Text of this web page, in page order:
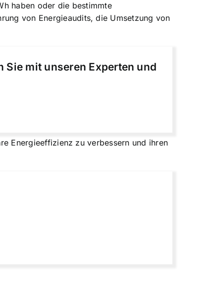
haben oder die bestimmte
von Energieaudits, die Umsetzung von
Sie mit unseren Experten und
Energieeffizienz zu verbessern und ihren